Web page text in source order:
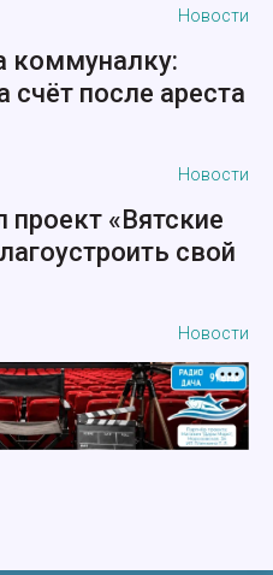
Новости
коммуналку:
после ареста
Новости
проект «Вятские
свой
Новости